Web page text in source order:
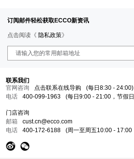
订阅邮件轻松获取ECCO新资讯
点击阅读《 隐私政策》
联系我们
官网咨询
点击联系在线导购
(每日8:30 - 24:00)
电话
400-099-1963 (每日9:00 - 21:00，节假
门店咨询
邮箱
cust.cn@ecco.com
电话
400-172-6188 (周一至周五10:00 - 17:00